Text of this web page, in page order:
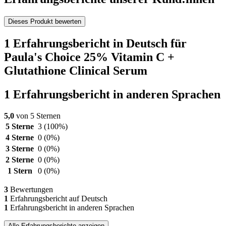
Dieses Produkt bewerten
1 Erfahrungsbericht in Deutsch für
Paula's Choice 25% Vitamin C +
Glutathione Clinical Serum
1 Erfahrungsbericht in anderen Sprachen
5,0 von 5 Sternen
5 Sterne 3 (100%)
4 Sterne 0 (0%)
3 Sterne 0 (0%)
2 Sterne 0 (0%)
1 Stern
0 (0%)
3 Bewertungen
1 Erfahrungsbericht auf Deutsch
1 Erfahrungsbericht in anderen Sprachen